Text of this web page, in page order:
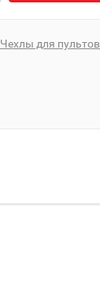
Чехлы для пультов